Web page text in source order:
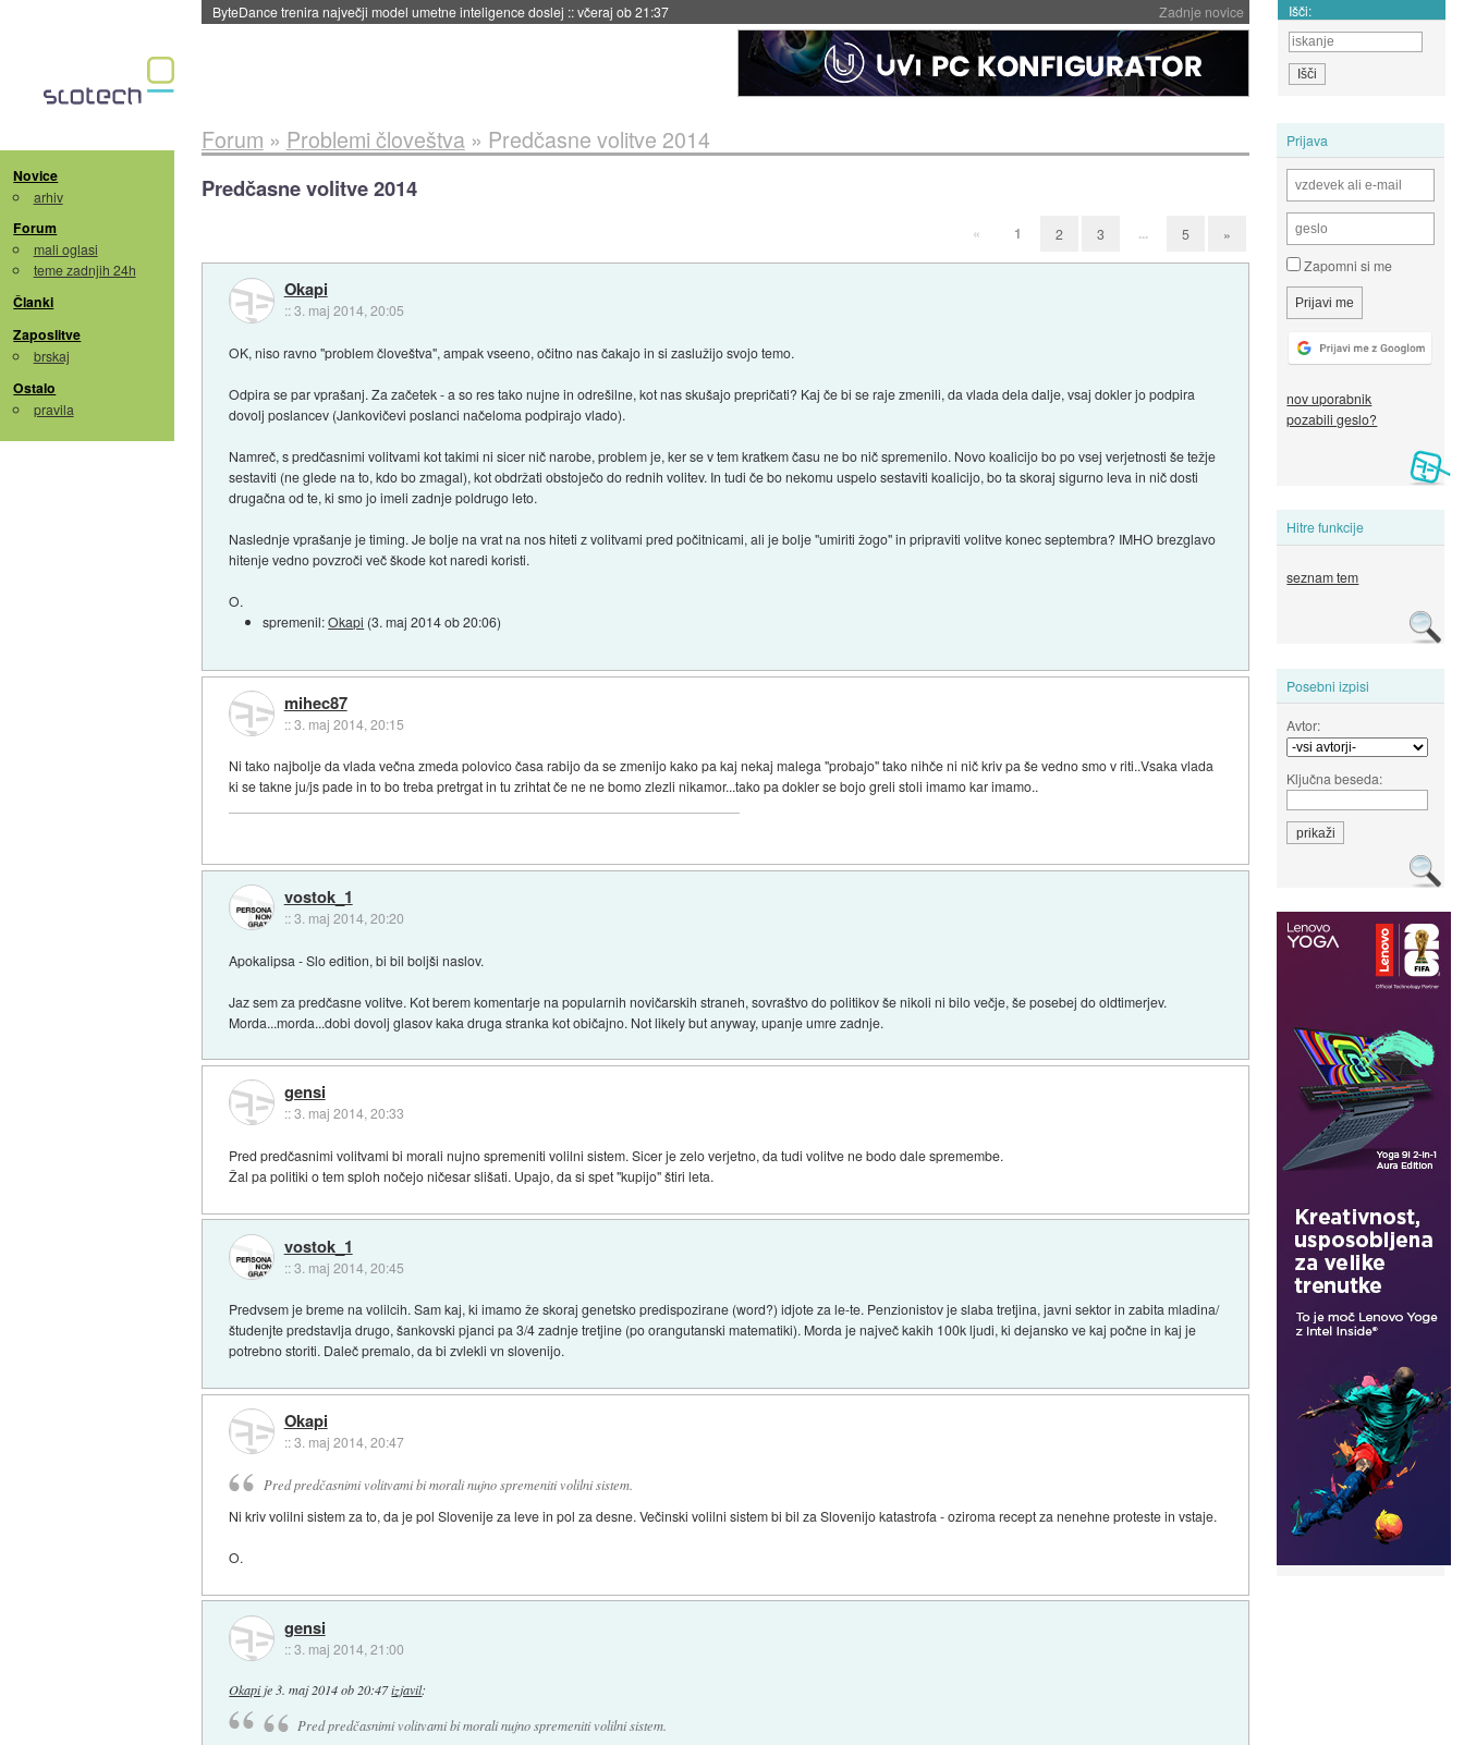
Zadnje novice
Spletne strani začele streči oglase za agente umetne inteligence::včeraj ob 21:23 Išči:
Novice
arhiv
Forum
mali oglasi
teme zadnjih 24h
Članki
Zaposlitve
brskaj
Ostalo
pravila
Prijava
Zapomni si me
nov uporabnik
pozabili geslo?
Hitre funkcije
seznam tem
Posebni izpisi
Avtor:
Ključna beseda:
Forum » Problemi človeštva» Predčasne volitve 2014
Predčasne volitve 2014
« 1 2 3 ... 5 »
Okapi
::3. maj 2014, 20:05
OK, niso ravno "problem človeštva", ampak vseeno, očitno nas čakajo in si zaslužijo svojo temo.
Odpira se par vprašanj. Za začetek - a so res tako nujne in odrešilne, kot nas skušajo prepričati? Kaj če bi se raje zmenili, da vlada dela dalje, vsaj dokler jo podpira
dovolj poslancev (Jankovičevi poslanci načeloma podpirajo vlado).
Namreč, s predčasnimi volitvami kot takimi ni sicer nič narobe, problem je, ker se v tem kratkem času ne bo nič spremenilo. Novo koalicijo bo po vsej verjetnosti še težje
sestaviti (ne glede na to, kdo bo zmagal), kot obdržati obstoječo do rednih volitev. In tudi če bo nekomu uspelo sestaviti koalicijo, bo ta skoraj sigurno leva in nič dosti
drugačna od te, ki smo jo imeli zadnje poldrugo leto.
Naslednje vprašanje je timing. Je bolje na vrat na nos hiteti z volitvami pred počitnicami, ali je bolje "umiriti žogo" in pripraviti volitve konec septembra? IMHO brezglavo
hitenje vedno povzroči več škode kot naredi koristi.
O.
spremenil:Okapi (3. maj 2014 ob 20:06)
mihec87
::3. maj 2014, 20:15
Ni tako najbolje da vlada večna zmeda polovico časa rabijo da se zmenijo kako pa kaj nekaj malega "probajo" tako nihče ni nič kriv pa še vedno smo v riti..Vsaka vlada
ki se takne ju/js pade in to bo treba pretrgat in tu zrihtat če ne ne bomo zlezli nikamor...tako pa dokler se bojo greli stoli imamo kar imamo..
vostok_1
::3. maj 2014, 20:20
Apokalipsa - Slo edition, bi bil boljši naslov.
Jaz sem za predčasne volitve. Kot berem komentarje na popularnih novičarskih straneh, sovraštvo do politikov še nikoli ni bilo večje, še posebej do oldtimerjev.
Morda...morda...dobi dovolj glasov kaka druga stranka kot običajno. Not likely but anyway, upanje umre zadnje.
gensi
::3. maj 2014, 20:33
Pred predčasnimi volitvami bi morali nujno spremeniti volilni sistem. Sicer je zelo verjetno, da tudi volitve ne bodo dale spremembe.
Žal pa politiki o tem sploh nočejo ničesar slišati. Upajo, da si spet "kupijo" štiri leta.
vostok_1
::3. maj 2014, 20:45
Predvsem je breme na volilcih. Sam kaj, ki imamo že skoraj genetsko predispozirane (word?) idjote za le-te. Penzionistov je slaba tretjina, javni sektor in zabita mladina/
študenjte predstavlja drugo, šankovski pjanci pa 3/4 zadnje tretjine (po orangutanski matematiki). Morda je največ kakih 100k ljudi, ki dejansko ve kaj počne in kaj je
potrebno storiti. Daleč premalo, da bi zvlekli vn slovenijo.
Okapi
::3. maj 2014, 20:47
Pred predčasnimi volitvami bi morali nujno spremeniti volilni sistem.
Ni kriv volilni sistem za to, da je pol Slovenije za leve in pol za desne. Večinski volilni sistem bi bil za Slovenijo katastrofa - oziroma recept za nenehne proteste in vstaje.
O.
gensi
::3. maj 2014, 21:00
Okapije3. maj 2014 ob 20:47izjavil:
Pred predčasnimi volitvami bi morali nujno spremeniti volilni sistem.